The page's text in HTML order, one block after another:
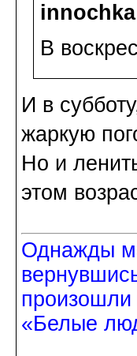
В
И в
жаркую
Но и
этом
Однажды
произошли
«Белые